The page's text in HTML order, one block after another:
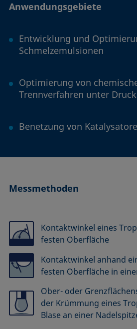
Anwendungsgebiete
Entwicklung und
Schmelzemulsionen
Optimierung von
Trennverfahren unter Druck
Benetzung von
Messmethoden
Kontaktwinkel eines
festen Oberfläche
Kontaktwinkel anhand
festen Oberfläche in
Ober- oder
der Krümmung eines
Blase an einer